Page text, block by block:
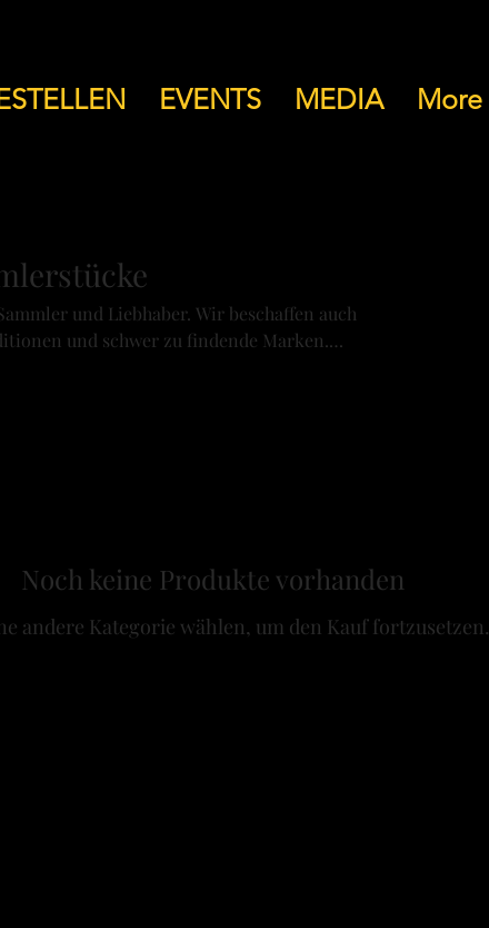
EVENTS MEDIA More
und Liebhaber. Wir beschaffen auch
und schwer zu findende Marken.
Noch keine Produkte vorhanden
andere Kategorie wählen, um den Kauf fortzusetzen.